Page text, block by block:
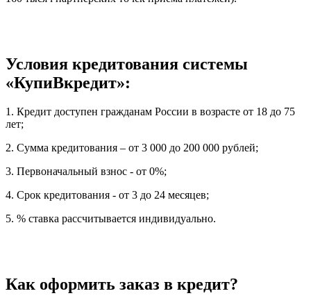
Условия кредитования системы
«КупиВкредит»:
1. Кредит доступен гражданам России в возрасте от 18 до 75
лет;
2. Сумма кредитования – от 3 000 до 200 000 рублей;
3. Первоначальный взнос - от 0%;
4. Срок кредитования - от 3 до 24 месяцев;
5. % ставка рассчитывается индивидуально.
Как оформить заказ в кредит?